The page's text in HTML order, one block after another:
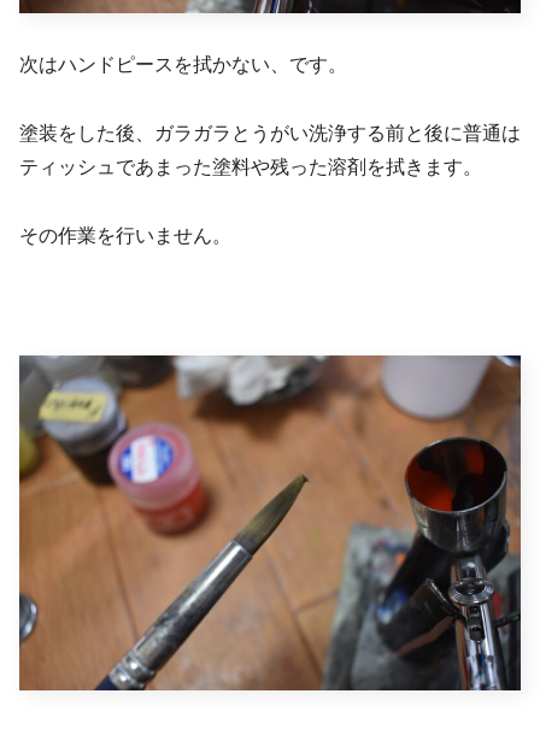
次はハンドピースを拭かない、です。
塗装をした後、ガラガラとうがい洗浄する前と後に普通は
ティッシュであまった塗料や残った溶剤を拭きます。
その作業を行いません。